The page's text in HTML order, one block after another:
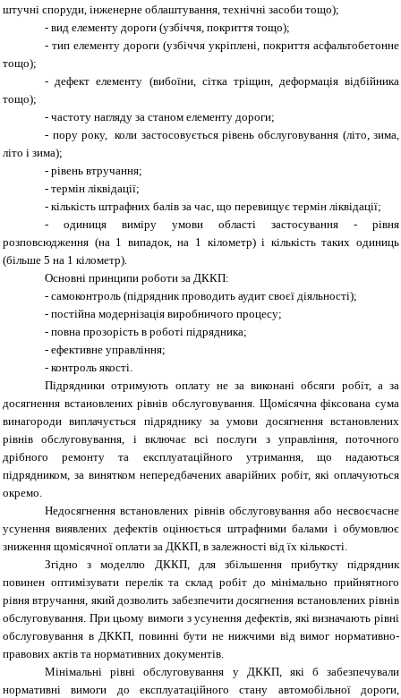
штучні споруди, інженерне облаштування, технічні засоби тощо);
- вид елементу дороги (узбіччя, покриття тощо);
- тип елементу дороги (узбіччя укріплені, покриття асфальтобетонне
тощо);
- дефект елементу (вибоїни, сітка тріщин, деформація відбійника
тощо);
- частоту нагляду за станом елементу дороги;
- пору року, коли застосовується рівень обслуговування (літо, зима,
літо і зима);
- рівень втручання;
- термін ліквідації;
- кількість штрафних балів за час, що перевищує термін ліквідації;
-
одиниця виміру умови області застосування - рівня
розповсюдження (на 1 випадок, на 1 кілометр) і кількість таких одиниць
(більше 5 на 1 кілометр).
Основні принципи роботи за ДККП:
- самоконтроль (підрядник проводить аудит своєї діяльності);
- постійна модернізація виробничого процесу;
- повна прозорість в роботі підрядника;
- ефективне управління;
- контроль якості.
Підрядники отримують оплату не за виконані обсяги робіт, а за
досягнення встановлених рівнів обслуговування. Щомісячна фіксована сума
винагороди виплачується підряднику за умови досягнення встановлених
рівнів обслуговування, і включає всі послуги з управління, поточного
дрібного ремонту та експлуатаційного утримання, що надаються
підрядником, за винятком непередбачених аварійних робіт, які оплачуються
окремо.
Недосягнення встановлених рівнів обслуговування або несвоєчасне
усунення виявлених дефектів оцінюється штрафними балами і обумовлює
зниження щомісячної оплати за ДККП, в залежності від їх кількості.
Згідно з моделлю ДККП, для збільшення прибутку підрядник
повинен оптимізувати перелік та склад робіт до мінімально прийнятного
рівня втручання, який дозволить забезпечити досягнення встановлених рівнів
обслуговування. При цьому вимоги з усунення дефектів, які визначають рівні
обслуговування в ДККП, повинні бути не нижчими від вимог нормативно-
правових актів та нормативних документів.
Мінімальні рівні обслуговування у ДККП, які б забезпечували
нормативні вимоги до експлуатаційного стану автомобільної дороги,